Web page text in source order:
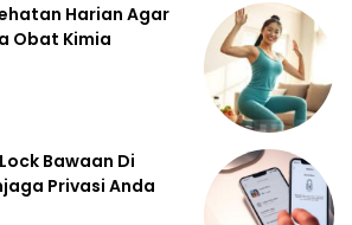
Harian Agar
Obat Kimia
Bawaan Di
Privasi Anda